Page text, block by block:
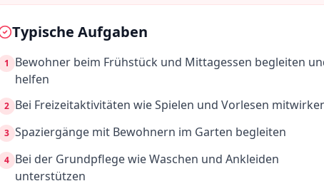
Typische Aufgaben
1
Bewohner beim Frühstück und Mittagessen begleiten
helfen
2 Bei Freizeitaktivitäten wie Spielen und Vorlesen
3 Spaziergänge mit Bewohnern im Garten begleiten
4 Bei der Grundpflege wie Waschen und Ankleiden
unterstützen